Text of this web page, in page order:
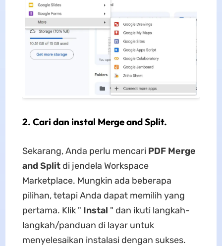
2. Cari dan instal Merge and Split.
Sekarang, Anda perlu mencari PDF Merge
and Splitdi jendela Workspace
Marketplace. Mungkin ada beberapa
pilihan, tetapi Anda dapat memilih yang
pertama. Klik " Instal " dan ikuti langkah-
langkah/panduan di layar untuk
menyelesaikan instalasi dengan sukses.